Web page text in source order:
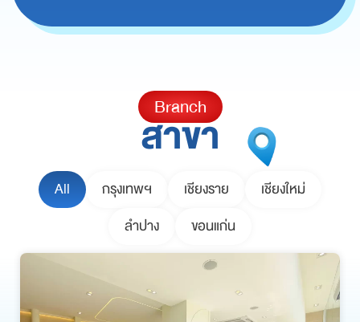
Branch
สาขา
All กรุงเทพฯ เชียงราย
เชียงใหม่
ลำปาง
ขอนแก่น